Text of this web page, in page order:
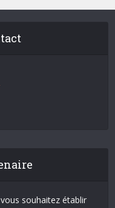
souhaitez établir